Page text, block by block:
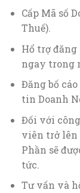
Cấp Mã số
Thuế).
Hổ trợ
ngay trong
Đăng bố
tin Doanh
Đối với
viên trở lên
Phần sẽ
tức.
Tư vấn và